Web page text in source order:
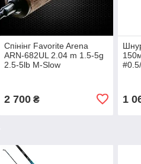
Спінінг Favorite Arena
ARN-682UL 2.04 m 1.5-5g
2.5-5lb M-Slow
2 700₴ 1